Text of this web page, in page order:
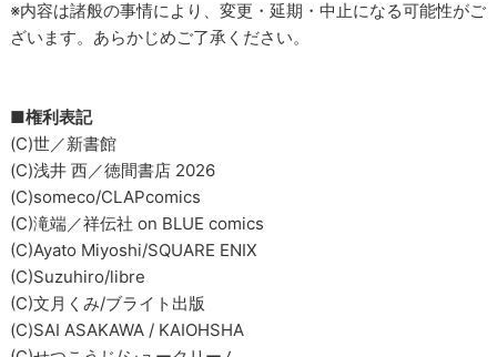
※内容は諸般の事情により、変更・延期・中止になる可能性がご
ざいます。あらかじめご了承ください。
■権利表記
(C)世／新書館
(C)浅井 西／徳間書店 2026
(C)someco/CLAPcomics
(C)滝端／祥伝社 on BLUE comics
(C)Ayato Miyoshi/SQUARE ENIX
(C)Suzuhiro/libre
(C)文月くみ/ブライト出版
(C)SAI ASAKAWA / KAIOHSHA